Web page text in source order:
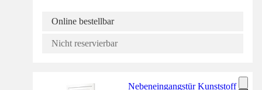
Online bestellbar
Nicht reservierbar
Nebeneingangstür Kunststoff